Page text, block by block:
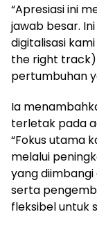
“Apresiasi ini
jawab besar.
digitalisasi
the right
pertumbuhan
Ia
terletak pada
“Fokus utama
melalui
yang
serta
fleksibel untuk